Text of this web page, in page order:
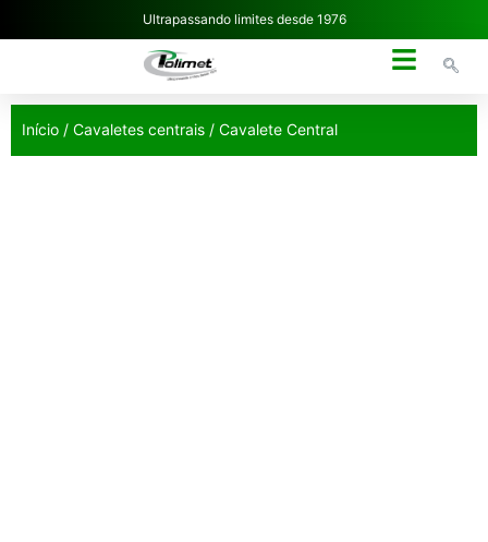
Ultrapassando limites desde 1976
Início / Cavaletes centrais / Cavalete Central